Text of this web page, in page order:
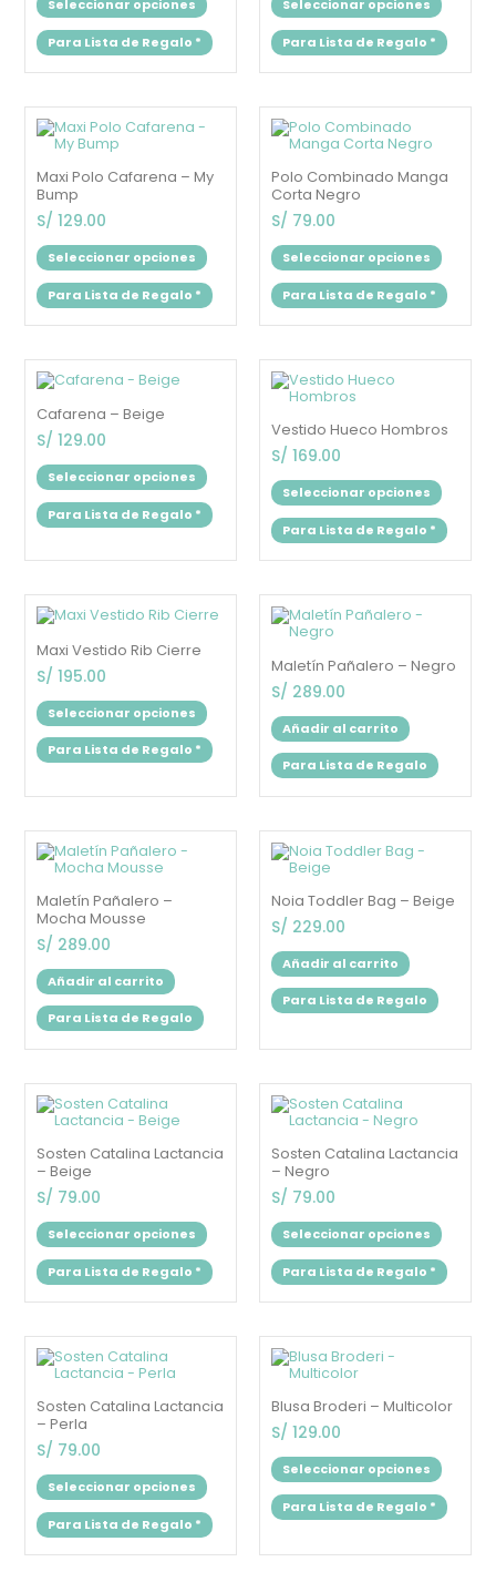
Seleccionar opciones
se
pueden
elegir
la
de
producto
Para Lista de Regalo *
Seleccionar opciones
se
elegir
la
de
Para Lista de Regalo *
Maxi Polo Cafarena – My
Bump
S/ 129.00
Seleccionar opciones
producto
variantes.
opciones
pueden
elegir
en
la
de
Para Lista de Regalo *
Polo Combinado Manga
Corta Negro
S/ 79.00
Seleccionar opciones
elegir
en
la
de
Para Lista de Regalo *
Cafarena – Beige
S/ 129.00
Seleccionar opciones
producto
variantes.
opciones
se
pueden
elegir
página
producto
Para Lista de Regalo *
Vestido Hueco Hombros
S/ 169.00
Seleccionar opciones
se
elegir
en
página
Para Lista de Regalo *
Maxi Vestido Rib Cierre
S/ 195.00
Seleccionar opciones
producto
variantes.
opciones
se
pueden
elegir
página
producto
Para Lista de Regalo *
Maletín Pañalero – Negro
S/ 289.00
Añadir al carrito
Para Lista de Regalo
Maletín Pañalero –
Mocha Mousse
S/ 289.00
Añadir al carrito
Para Lista de Regalo
Noia Toddler Bag – Beige
S/ 229.00
Añadir al carrito
Para Lista de Regalo
Sosten Catalina Lactancia
– Beige
S/ 79.00
Seleccionar opciones
producto
variantes.
opciones
pueden
elegir
en
la
de
Para Lista de Regalo *
Sosten Catalina Lactancia
– Negro
S/ 79.00
Seleccionar opciones
elegir
en
la
de
Para Lista de Regalo *
Sosten Catalina Lactancia
– Perla
S/ 79.00
Seleccionar opciones
producto
variantes.
opciones
pueden
elegir
en
la
de
Para Lista de Regalo *
Blusa Broderi – Multicolor
S/ 129.00
Seleccionar opciones
se
elegir
en
de
Para Lista de Regalo *